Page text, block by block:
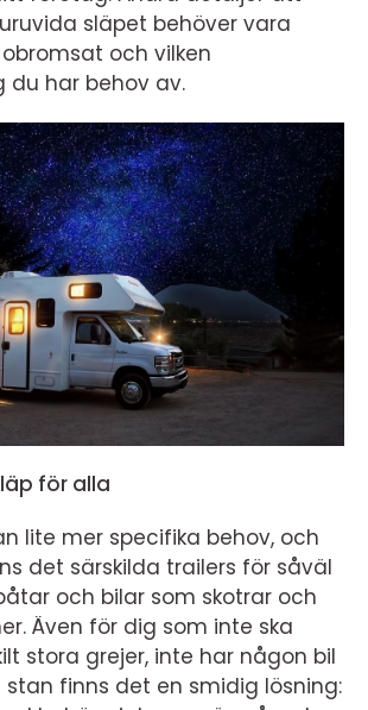
släpet behöver vara
och vilken
du har behov av.
för alla
lite mer specifika behov, och
det särskilda trailers för såväl
och bilar som skotrar och
Även för dig som inte ska
stora grejer, inte har någon bil
stan finns det en smidig lösning: